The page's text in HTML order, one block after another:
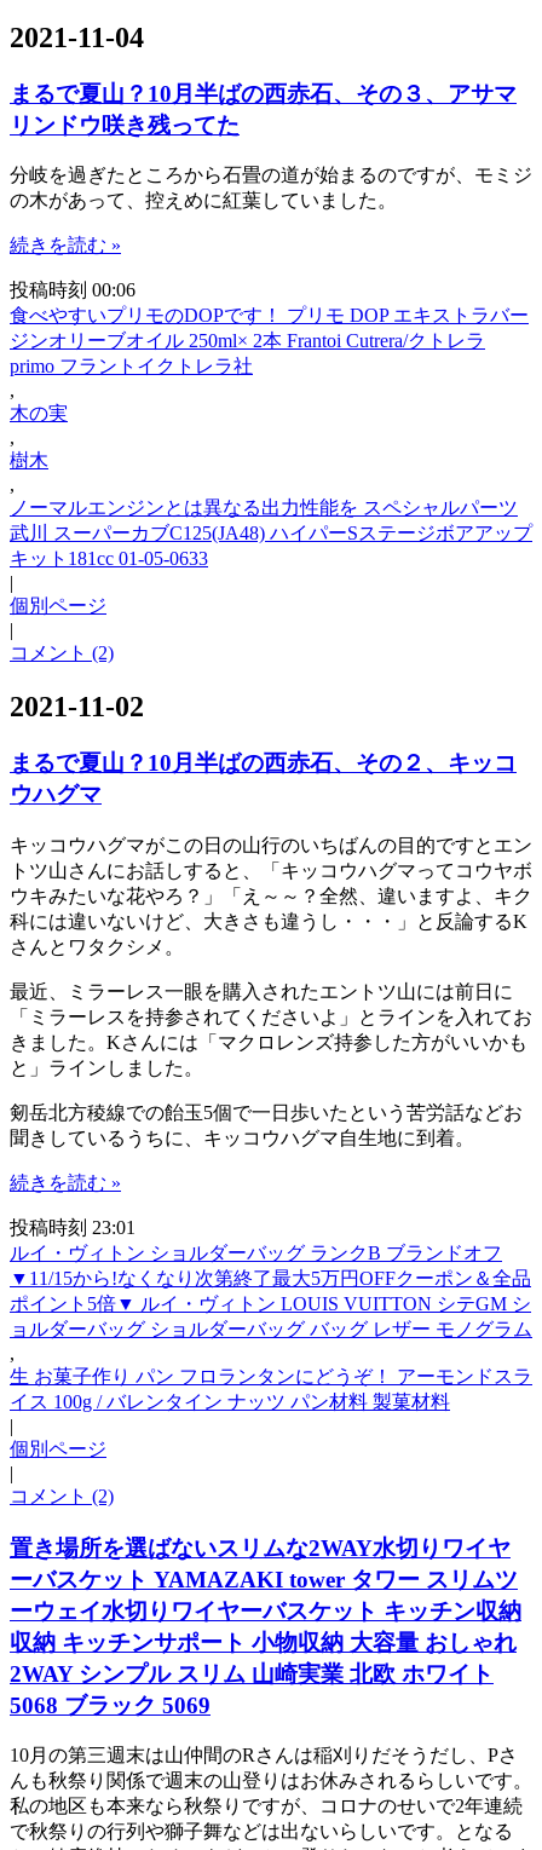
2021-11-04
まるで夏山？10月半ばの西赤石、その３、アサマ
リンドウ咲き残ってた
分岐を過ぎたところから石畳の道が始まるのですが、モミジ
の木があって、控えめに紅葉していました。
続きを読む »
投稿時刻 00:06
食べやすいプリモのDOPです！ プリモ DOP エキストラバー
ジンオリーブオイル 250ml× 2本 Frantoi Cutrera/クトレラ
primo フラントイクトレラ社
,
木の実
,
樹木
,
ノーマルエンジンとは異なる出力性能を スペシャルパーツ
武川 スーパーカブC125(JA48) ハイパーSステージボアアップ
キット181cc 01-05-0633
|
個別ページ
|
コメント (2)
2021-11-02
まるで夏山？10月半ばの西赤石、その２、キッコ
ウハグマ
キッコウハグマがこの日の山行のいちばんの目的ですとエン
トツ山さんにお話しすると、「キッコウハグマってコウヤボ
ウキみたいな花やろ？」「え～～？全然、違いますよ、キク
科には違いないけど、大きさも違うし・・・」と反論するK
さんとワタクシメ。
最近、ミラーレス一眼を購入されたエントツ山には前日に
「ミラーレスを持参されてくださいよ」とラインを入れてお
きました。Kさんには「マクロレンズ持参した方がいいかも
と」ラインしました。
剱岳北方稜線での飴玉5個で一日歩いたという苦労話などお
聞きしているうちに、キッコウハグマ自生地に到着。
続きを読む »
投稿時刻 23:01
ルイ・ヴィトン ショルダーバッグ ランクB ブランドオフ
▼11/15から!なくなり次第終了最大5万円OFFクーポン＆全品
ポイント5倍▼ ルイ・ヴィトン LOUIS VUITTON シテGM シ
ョルダーバッグ ショルダーバッグ バッグ レザー モノグラム
,
生 お菓子作り パン フロランタンにどうぞ！ アーモンドスラ
イス 100g / バレンタイン ナッツ パン材料 製菓材料
|
個別ページ
|
コメント (2)
置き場所を選ばないスリムな2WAY水切りワイヤ
ーバスケット YAMAZAKI tower タワー スリムツ
ーウェイ水切りワイヤーバスケット キッチン収納
収納 キッチンサポート 小物収納 大容量 おしゃれ
2WAY シンプル スリム 山崎実業 北欧 ホワイト
5068 ブラック 5069
10月の第三週末は山仲間のRさんは稲刈りだそうだし、Pさ
んも秋祭り関係で週末の山登りはお休みされるらしいです。
私の地区も本来なら秋祭りですが、コロナのせいで2年連続
で秋祭りの行列や獅子舞などは出ないらしいです。となる